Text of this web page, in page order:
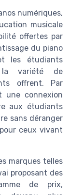
numériques,
musicale
offertes par
du piano
les étudiants
la variété de
offrent. Par
une connexion
aux étudiants
sans déranger
ceux vivant
marques telles
proposant des
de prix,